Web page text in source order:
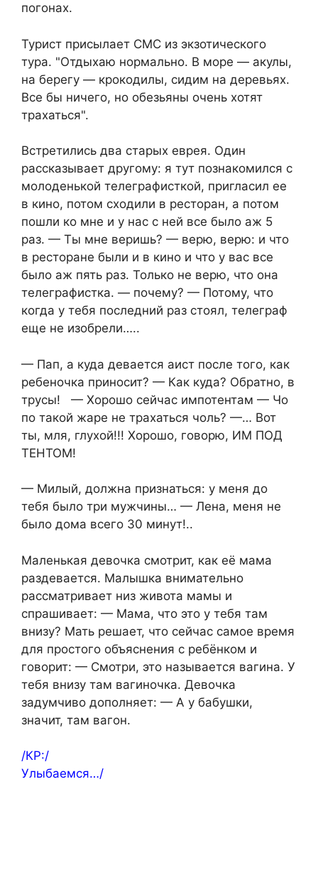
погонах.
Турист присылает СМС из экзотического
тура. "Отдыхаю нормально. В море — акулы,
на берегу — крокодилы, сидим на деревьях.
Все бы ничего, но обезьяны очень хотят
трахаться".
Встретились два старых еврея. Один
рассказывает другому: я тут познакомился с
молоденькой телеграфисткой, пригласил ее
в кино, потом сходили в ресторан, а потом
пошли ко мне и у нас с ней все было аж 5
раз. — Ты мне веришь? — верю, верю: и что
в ресторане были и в кино и что у вас все
было аж пять раз. Только не верю, что она
телеграфистка. — почему? — Потому, что
когда у тебя последний раз стоял, телеграф
еще не изобрели…..
— Пап, а куда девается аист после того, как
ребеночка приносит? — Как куда? Обратно, в
трусы! — Хорошо сейчас импотентам — Чо
по такой жаре не трахаться чоль? —… Вот
ты, мля, глухой!!! Хорошо, говорю, ИМ ПОД
ТЕНТОМ!
— Милый, должна признаться: у меня до
тебя было три мужчины… — Лена, меня не
было дома всего 30 минут!..
Маленькая девочка смотрит, как её мама
раздевается. Малышка внимательно
рассматривает низ живота мамы и
спрашивает: — Мама, что это у тебя там
внизу? Мать решает, что сейчас самое время
для простого объяснения с ребёнком и
говорит: — Смотри, это называется вагина. У
тебя внизу там вагиночка. Девочка
задумчиво дополняет: — А у бабушки,
значит, там вагон.
/КР:/
Улыбаемся…/